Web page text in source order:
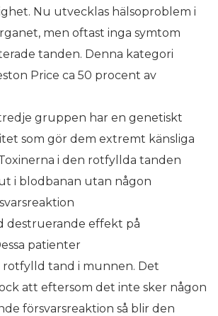
Nu utvecklas hälsoproblem i
men oftast inga symtom
tanden. Denna kategori
Price ca 50 procent av
gruppen har en genetiskt
som gör dem extremt känsliga
i den rotfyllda tanden
i blodbanan utan någon
destruerande effekt på
patienter
rotfylld tand i munnen. Det
att eftersom det inte sker någon
försvarsreaktion så blir den